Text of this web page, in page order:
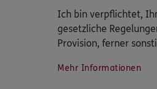
Ich bin verpflichtet,
gesetzliche
Provision, ferner
Mehr Informationen